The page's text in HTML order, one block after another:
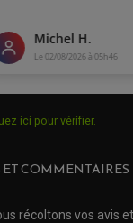
ici pour vérifier.
ET COMMENTAIRES
récoltons vos avis